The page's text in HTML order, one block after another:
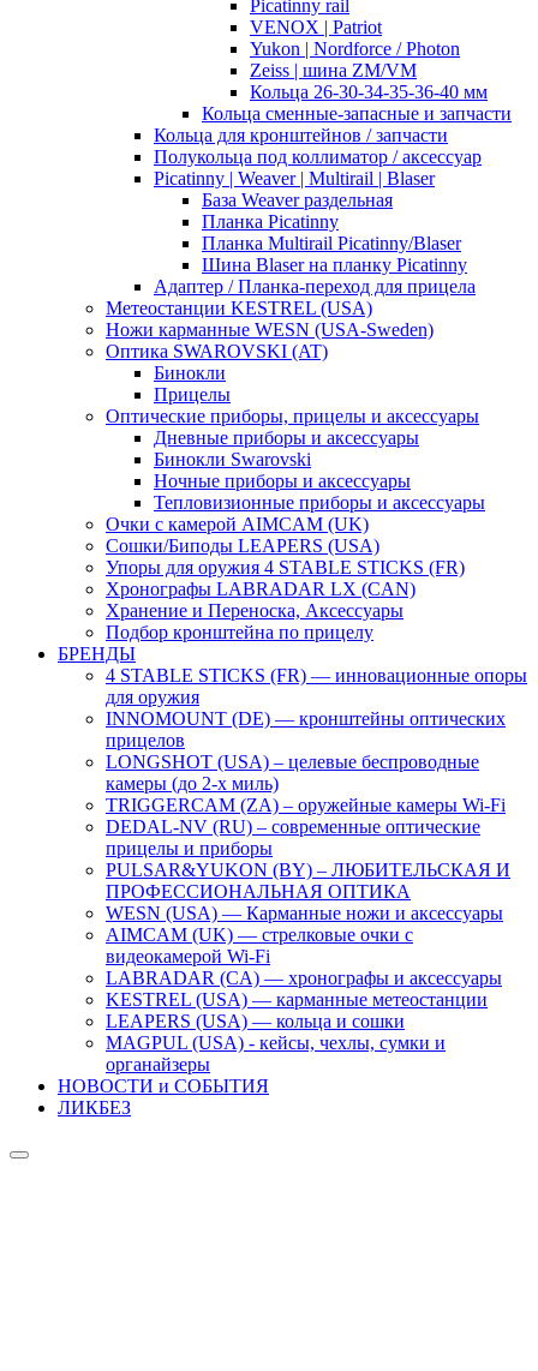
Picatinny rail
VENOX | Patriot
Yukon | Nordforce / Photon
Zeiss | шина ZM/VM
Кольца 26-30-34-35-36-40 мм
Кольца сменные-запасные и запчасти
Кольца для кронштейнов / запчасти
Полукольца под коллиматор / аксессуар
Picatinny | Weaver | Multirail | Blaser
База Weaver раздельная
Планка Picatinny
Планка Multirail Picatinny/Blaser
Шина Blaser на планку Picatinny
Адаптер / Планка-переход для прицела
Метеостанции KESTREL (USA)
Ножи карманные WESN (USA-Sweden)
Оптика SWAROVSKI (AT)
Бинокли
Прицелы
Оптические приборы, прицелы и аксессуары
Дневные приборы и аксессуары
Бинокли Swarovski
Ночные приборы и аксессуары
Тепловизионные приборы и аксессуары
Очки с камерой AIMCAM (UK)
Сошки/Биподы LEAPERS (USA)
Упоры для оружия 4 STABLE STICKS (FR)
Хронографы LABRADAR LX (CAN)
Хранение и Переноска, Аксессуары
Подбор кронштейна по прицелу
БРЕНДЫ
4 STABLE STICKS (FR) — инновационные опоры
для оружия
INNOMOUNT (DE) — кронштейны оптических
прицелов
LONGSHOT (USA) – целевые беспроводные
камеры (до 2-х миль)
TRIGGERCAM (ZA) – оружейные камеры Wi-Fi
DEDAL-NV (RU) – современные оптические
прицелы и приборы
PULSAR&YUKON (BY) – ЛЮБИТЕЛЬСКАЯ И
ПРОФЕССИОНАЛЬНАЯ ОПТИКА
WESN (USA) — Карманные ножи и аксессуары
AIMCAM (UK) — стрелковые очки с
видеокамерой Wi-Fi
LABRADAR (CA) — хронографы и аксессуары
KESTREL (USA) — карманные метеостанции
LEAPERS (USA) — кольца и сошки
MAGPUL (USA) - кейсы, чехлы, сумки и
органайзеры
НОВОСТИ и СОБЫТИЯ
ЛИКБЕЗ